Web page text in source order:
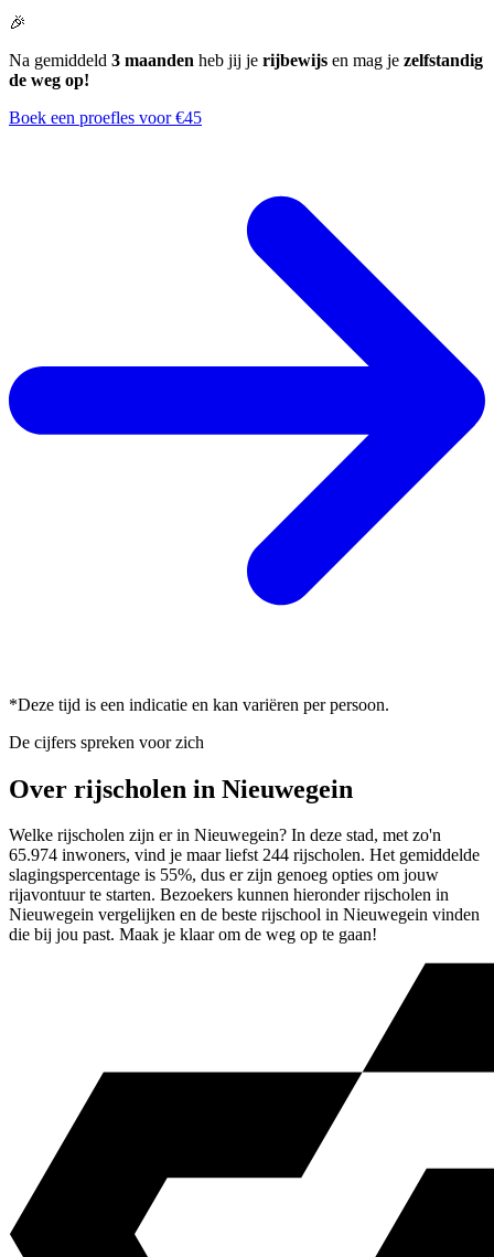
🎉
Na gemiddeld 3 maanden heb jij je rijbewijs en mag je zelfstandig
de weg op!
Boek een proefles voor €45
*Deze tijd is een indicatie en kan variëren per persoon.
De cijfers spreken voor zich
Over rijscholen in Nieuwegein
Welke rijscholen zijn er in Nieuwegein? In deze stad, met zo'n
65.974 inwoners, vind je maar liefst 244 rijscholen. Het gemiddelde
slagingspercentage is 55%, dus er zijn genoeg opties om jouw
rijavontuur te starten. Bezoekers kunnen hieronder rijscholen in
Nieuwegein vergelijken en de beste rijschool in Nieuwegein vinden
die bij jou past. Maak je klaar om de weg op te gaan!